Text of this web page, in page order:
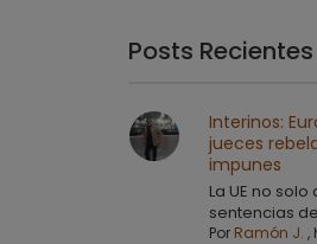
Posts Recientes
Interinos:
jueces
impunes
La UE no
sentencias
Por Ramón J. ,